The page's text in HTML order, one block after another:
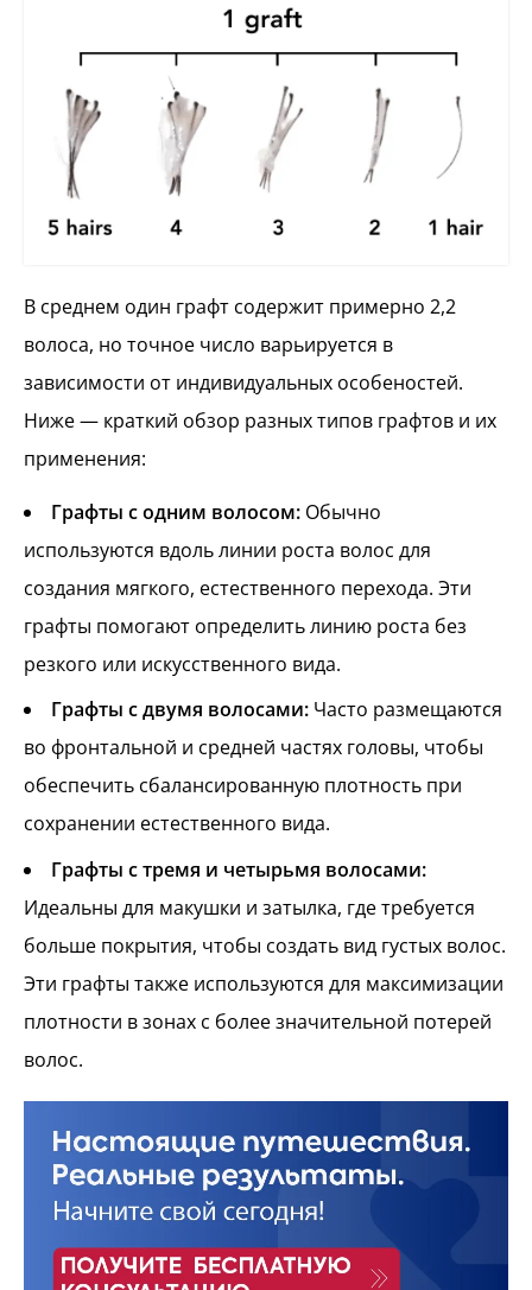
В среднем один графт содержит примерно 2,2
волоса, но точное число варьируется в
зависимости от индивидуальных особеностей.
Ниже — краткий обзор разных типов графтов и их
применения:
Графты с одним волосом: Обычно
используются вдоль линии роста волос для
создания мягкого, естественного перехода. Эти
графты помогают определить линию роста без
резкого или искусственного вида.
Графты с двумя волосами: Часто размещаются
во фронтальной и средней частях головы, чтобы
обеспечить сбалансированную плотность при
сохранении естественного вида.
Графты с тремя и четырьмя волосами:
Идеальны для макушки и затылка, где требуется
больше покрытия, чтобы создать вид густых волос.
Эти графты также используются для максимизации
плотности в зонах с более значительной потерей
волос.